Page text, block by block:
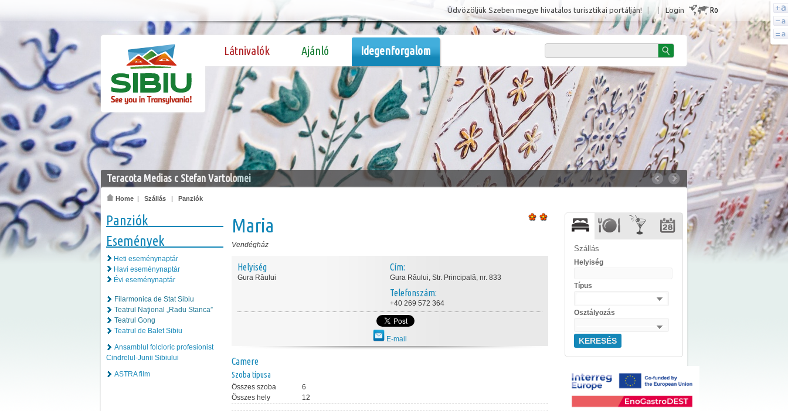
Login Ro
Üdvözöljük Szeben megye hivatalos turisztikai portálján!
Látnivalók Ajánló Idegenforgalom
Teracota Medias c Stefan Vartolomei
Home | Szállás | Panziók
Panziók
Események
Heti eseménynaptár
Havi eseménynaptár
Évi eseménynaptár
Filarmonica de Stat Sibiu
Teatrul Naţional „Radu Stanca”
Teatrul Gong
Teatrul de Balet Sibiu
Ansamblul folcloric profesionist
Cindrelul-Junii Sibiului
ASTRA film
Maria
Vendégház
Helyiség
Gura Râului
Cím:
Gura Râului, Str. Principală, nr. 833
Telefonszám:
+40 269 572 364
E-mail
Camere
Szoba típusa
Összes szoba
6
Összes hely
12
Szállás
Helyiség
Típus
Osztályozás
KERESÉS